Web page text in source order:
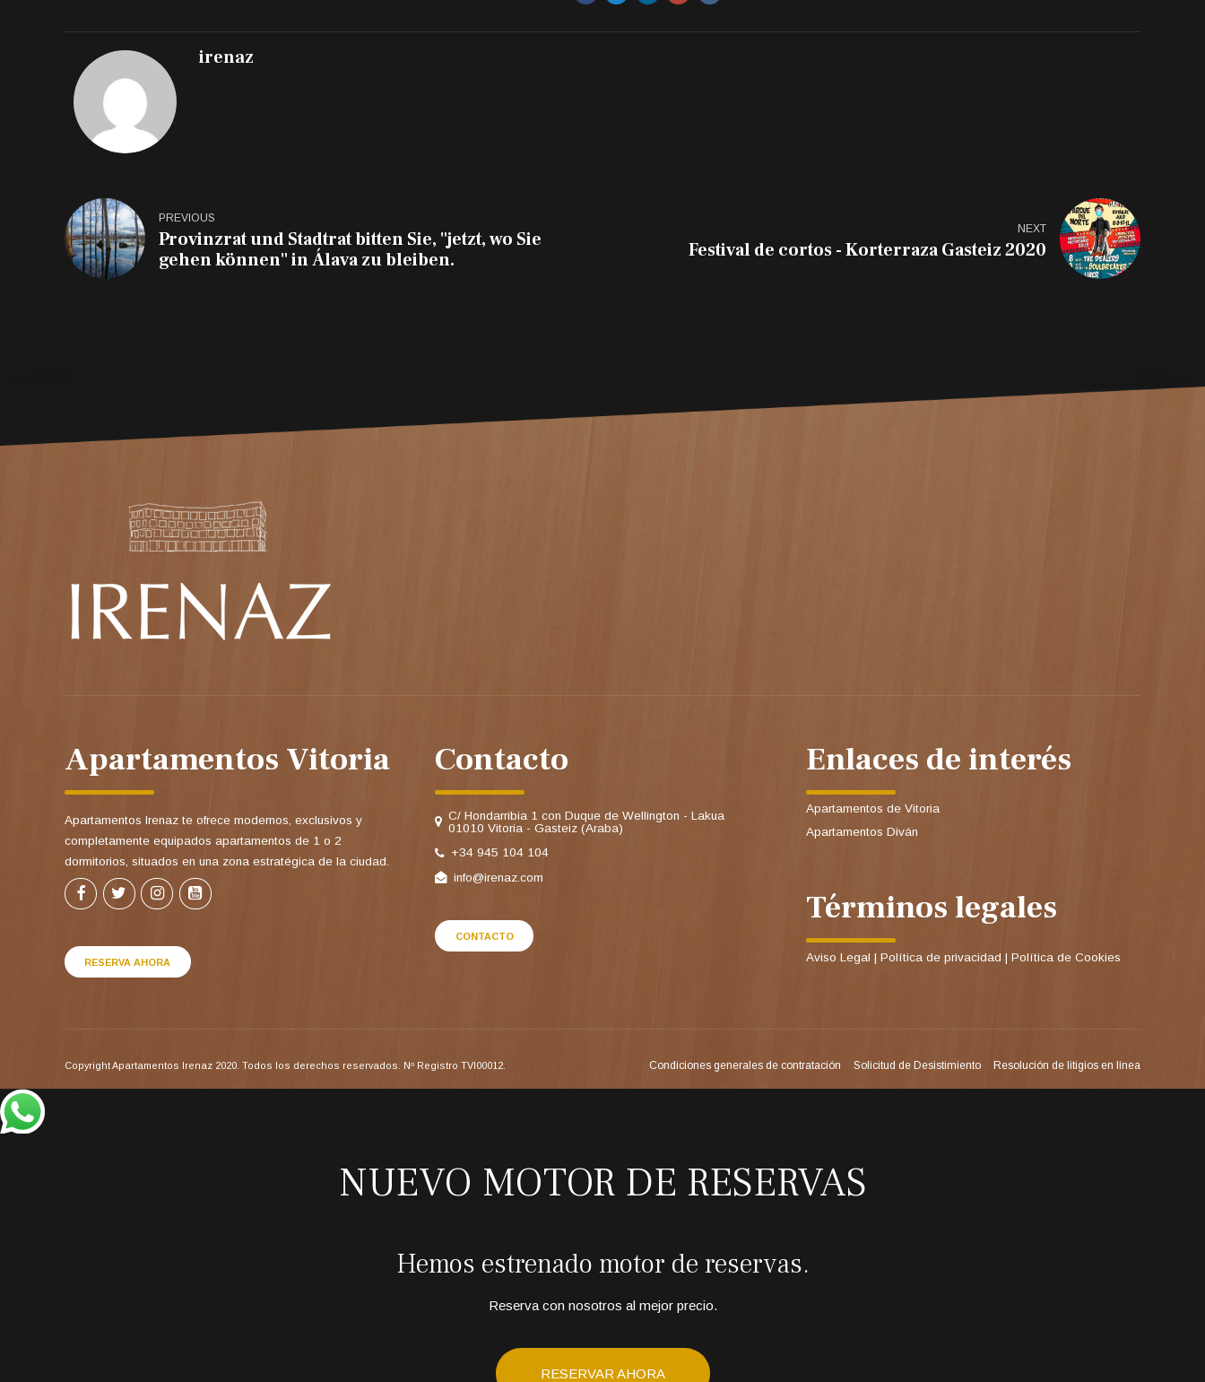
irenaz
PREVIOUS
Provinzrat und Stadtrat bitten Sie, "jetzt, wo Sie
gehen können" in Álava zu bleiben.
NEXT
Festival de cortos - Korterraza Gasteiz 2020
Apartamentos Vitoria
Apartamentos Irenaz te ofrece modernos, exclusivos y
completamente equipados apartamentos de 1 o 2
dormitorios, situados en una zona estratégica de la ciudad.
RESERVA AHORA
Contacto
C/ Hondarribia 1 con Duque de Wellington - Lakua
01010 Vitoria - Gasteiz (Araba)
+34 945 104 104
info@irenaz.com
CONTACTO
Enlaces de interés
Apartamentos de Vitoria
Apartamentos Diván
Términos legales
Aviso Legal | Política de privacidad | Política de Cookies
Copyright Apartamentos Irenaz 2020. Todos los derechos reservados. Nº Registro TVI00012. Condiciones generales de contratación Solicitud de Desistimiento Resolución de litigios en línea
NUEVO MOTOR DE RESERVAS
Hemos estrenado motor de reservas.
Reserva con nosotros al mejor precio.
RESERVAR AHORA